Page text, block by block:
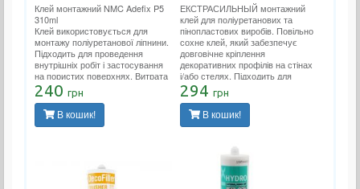
Клей монтажний NMC Adefix P5
310ml
Клей використовується для
монтажу поліуретанової ліпнини.
Підходить для проведення
внутрішніх робіт і застосування
на пористих поверхнях. Витрата
тюбика 12 метрів погонних.
240 грн
В кошик!
ЕКСТРАСИЛЬНЫЙ монтажний
клей для поліуретанових та
пінопластових виробів. Повільно
сохне клей, який забезпечує
довговічне кріплення
декоративних профілів на стінах
і/або стелях. Підходить для
проведення внутрішніх робіт і
застосування на пористих
поверхнях. Витрата тюбика 12
метрів погонних.
294 грн
В кошик!